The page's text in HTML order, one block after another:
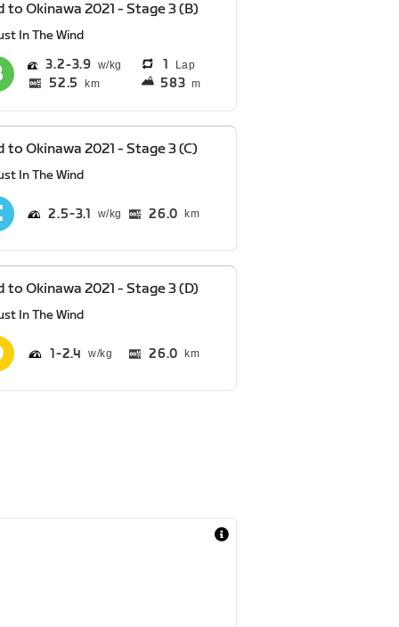
to Okinawa 2021 - Stage 3 (B)
In The Wind
3.2 3.9 1 Lap
52.5 km 583 m
to Okinawa 2021 - Stage 3 (C)
In The Wind
2.5 3.1 26.0 km
to Okinawa 2021 - Stage 3 (D)
In The Wind
1 2.4 26.0 km